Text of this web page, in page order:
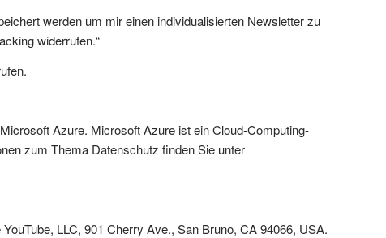
werden um mir einen individualisierten Newsletter zu
widerrufen.“
Azure. Microsoft Azure ist ein Cloud-Computing-
zum Thema Datenschutz finden Sie unter
LLC, 901 Cherry Ave., San Bruno, CA 94066, USA.